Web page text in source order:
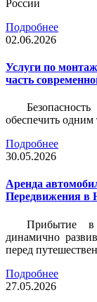
России
Подробнее
02.06.2026
Услуги по
часть
обеспечить
Подробнее
30.05.2026
Аренда
Передвижения
Прибытие
динамично
перед
Подробнее
27.05.2026